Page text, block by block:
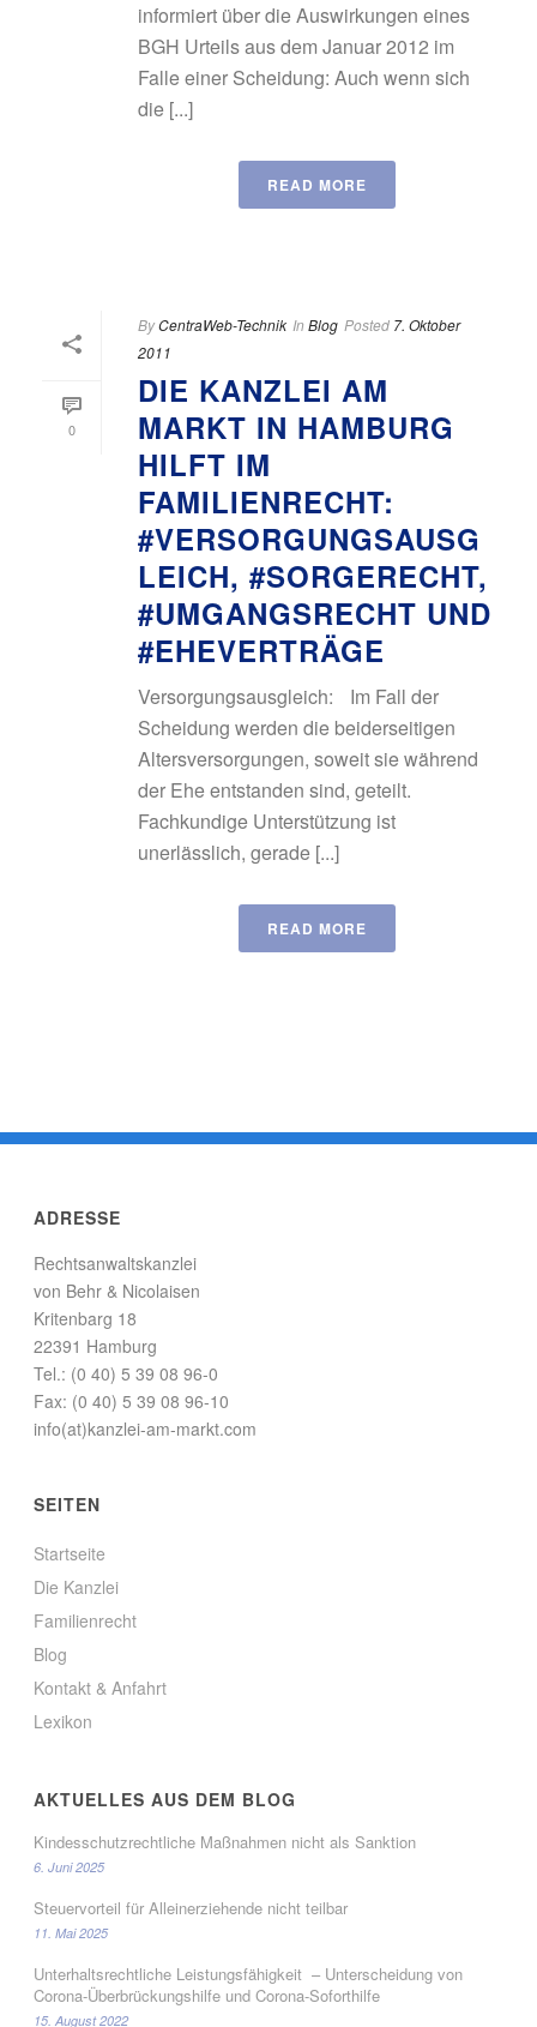
informiert über die Auswirkungen eines
BGH Urteils aus dem Januar 2012 im
Falle einer Scheidung: Auch wenn sich
die [...]
READ MORE
0
ByCentraWeb-Technik In Blog Posted 7. Oktober
2011
DIE KANZLEI AM
MARKT IN HAMBURG
HILFT IM
FAMILIENRECHT:
#VERSORGUNGSAUSG
LEICH, #SORGERECHT,
#UMGANGSRECHT UND
#EHEVERTRÄGE
Versorgungsausgleich: Im Fall der
Scheidung werden die beiderseitigen
Altersversorgungen, soweit sie während
der Ehe entstanden sind, geteilt.
Fachkundige Unterstützung ist
unerlässlich, gerade [...]
READ MORE
ADRESSE
Rechtsanwaltskanzlei
von Behr & Nicolaisen
Kritenbarg 18
22391 Hamburg
Tel.: (0 40) 5 39 08 96-0
Fax: (0 40) 5 39 08 96-10
info(at)kanzlei-am-markt.com
SEITEN
Startseite
Die Kanzlei
Familienrecht
Blog
Kontakt & Anfahrt
Lexikon
AKTUELLES AUS DEM BLOG
Kindesschutzrechtliche Maßnahmen nicht als Sanktion
6. Juni 2025
Steuervorteil für Alleinerziehende nicht teilbar
11. Mai 2025
Unterhaltsrechtliche Leistungsfähigkeit – Unterscheidung von
Corona-Überbrückungshilfe und Corona-Soforthilfe
15. August 2022